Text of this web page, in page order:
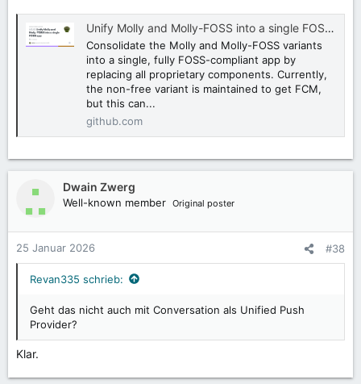
Unify Molly and Molly-FOSS into a single FOSS app · Issue #640 · mollyim/mollyim-android
Consolidate the Molly and Molly-FOSS variants
into a single, fully FOSS-compliant app by
replacing all proprietary components. Currently,
the non-free variant is maintained to get FCM,
but this can...
github.com
Dwain Zwerg
Well-known member Original poster
25 Januar 2026 #38
Revan335 schrieb:
Geht das nicht auch mit Conversation als Unified Push
Provider?
Klar.